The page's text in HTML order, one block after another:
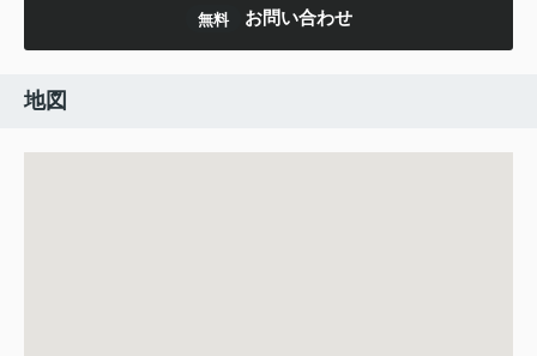
無料 お問い合わせ
地図